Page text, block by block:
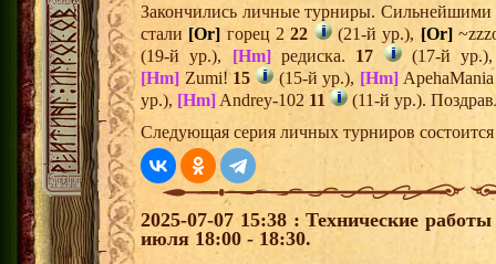
Закончились личные турниры. Сильнейшими
стали [Or] горец 222 (21-й ур.), [Or]
(19-й ур.), [Hm]редиска. 17
(17-й
[Hm] Zumi!15 (15-й ур.), [Hm]
ур.), [Hm] Andrey-102 11
(11-й ур.).
Следующая серия личных турниров состоится
2025-07-07 15:38 : Технические
июля 18:00 - 18:30.